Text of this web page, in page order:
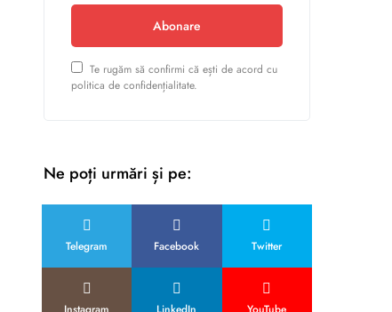
Abonare
Te rugăm să confirmi că ești de acord cu
politica de confidențialitate.
Ne poți urmări și pe:
Telegram Facebook Twitter